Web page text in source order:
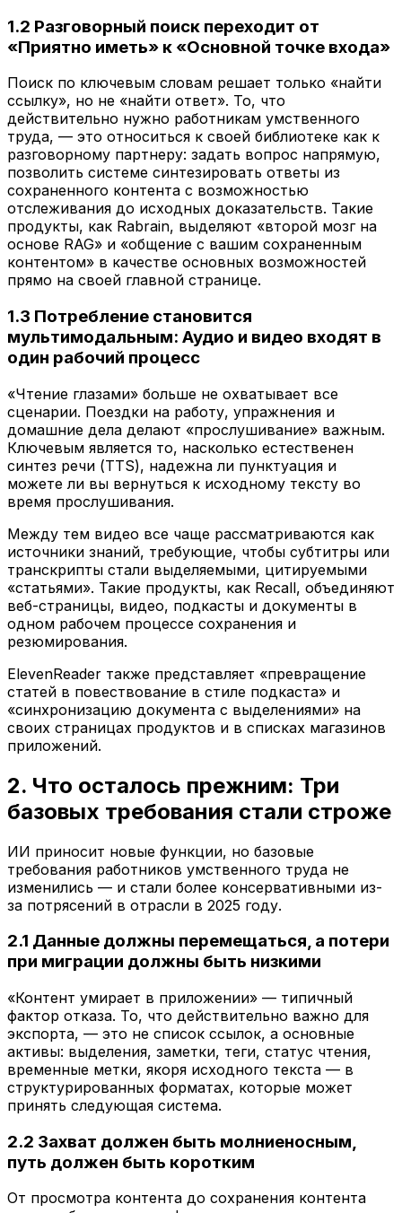
1.2 Разговорный поиск переходит от
«Приятно иметь» к «Основной точке входа»
Поиск по ключевым словам решает только «найти
ссылку», но не «найти ответ». То, что
действительно нужно работникам умственного
труда, — это относиться к своей библиотеке как к
разговорному партнеру: задать вопрос напрямую,
позволить системе синтезировать ответы из
сохраненного контента с возможностью
отслеживания до исходных доказательств. Такие
продукты, как Rabrain, выделяют «второй мозг на
основе RAG» и «общение с вашим сохраненным
контентом» в качестве основных возможностей
прямо на своей главной странице.
1.3 Потребление становится
мультимодальным: Аудио и видео входят в
один рабочий процесс
«Чтение глазами» больше не охватывает все
сценарии. Поездки на работу, упражнения и
домашние дела делают «прослушивание» важным.
Ключевым является то, насколько естественен
синтез речи (TTS), надежна ли пунктуация и
можете ли вы вернуться к исходному тексту во
время прослушивания.
Между тем видео все чаще рассматриваются как
источники знаний, требующие, чтобы субтитры или
транскрипты стали выделяемыми, цитируемыми
«статьями». Такие продукты, как Recall, объединяют
веб-страницы, видео, подкасты и документы в
одном рабочем процессе сохранения и
резюмирования.
ElevenReader также представляет «превращение
статей в повествование в стиле подкаста» и
«синхронизацию документа с выделениями» на
своих страницах продуктов и в списках магазинов
приложений.
2. Что осталось прежним: Три
базовых требования стали строже
ИИ приносит новые функции, но базовые
требования работников умственного труда не
изменились — и стали более консервативными из-
за потрясений в отрасли в 2025 году.
2.1 Данные должны перемещаться, а потери
при миграции должны быть низкими
«Контент умирает в приложении» — типичный
фактор отказа. То, что действительно важно для
экспорта, — это не список ссылок, а основные
активы: выделения, заметки, теги, статус чтения,
временные метки, якоря исходного текста — в
структурированных форматах, которые может
принять следующая система.
2.2 Захват должен быть молниеносным,
путь должен быть коротким
От просмотра контента до сохранения контента